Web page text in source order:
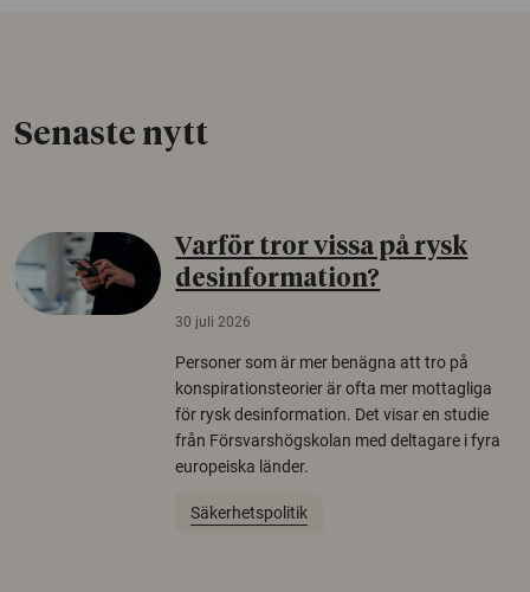
Senaste nytt
Varför tror vissa på rysk
desinformation?
30 juli 2026
Personer som är mer benägna att tro på
konspirationsteorier är ofta mer mottagliga
för rysk desinformation. Det visar en studie
från Försvarshögskolan med deltagare i fyra
europeiska länder.
Säkerhetspolitik